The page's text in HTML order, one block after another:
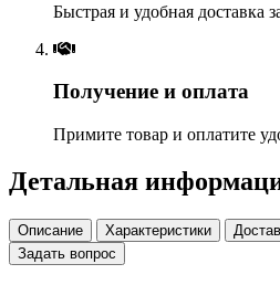
Быстрая и удобная доставка
Получение и оплата
Примите товар и оплатите
Детальная
Описание Характеристики
Задать вопрос